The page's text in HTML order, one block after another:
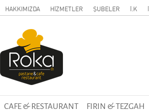
HAKKIMIZDA HİZMETLER ŞUBELER İ.K
CAFE & RESTAURANT FIRIN & TEZGAH